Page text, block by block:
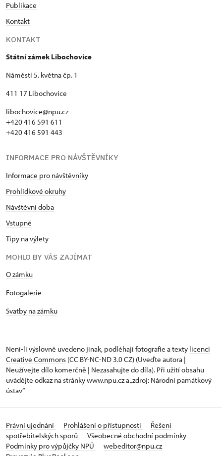
Publikace
Kontakt
KONTAKT
Státní zámek Libochovice
Náměstí 5. května čp. 1
411 17 Libochovice
libochovice@npu.cz
+420 416 591 611
+420 416 591 443
INFORMACE PRO NÁVŠTĚVNÍKY
Informace pro návštěvníky
Prohlídkové okruhy
Návštěvní doba
Vstupné
Tipy na výlety
MOHLO BY VÁS ZAJÍMAT
O zámku
Fotogalerie
Svatby na zámku
Není-li výslovně uvedeno jinak, podléhají fotografie a texty licenci
Creative Commons (CC BY-NC-ND 3.0 CZ) (Uveďte autora |
Neužívejte dílo komerčně | Nezasahujte do díla). Při užití obsahu
uvádějte odkaz na stránky www.npu.cz a „zdroj: Národní památkový
ústav“
Právní ujednání Prohlášení o přístupnosti
Řešení
spotřebitelských sporů
Všeobecné obchodní podmínky
Podmínky pro výpůjčky NPÚ
webeditor@npu.cz